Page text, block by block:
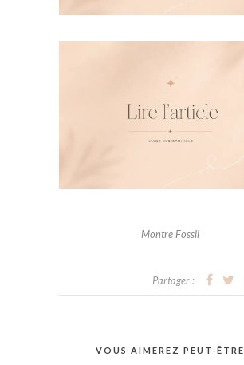
Montre Fossil
Partager :
VOUS AIMEREZ PEUT-ÊTRE